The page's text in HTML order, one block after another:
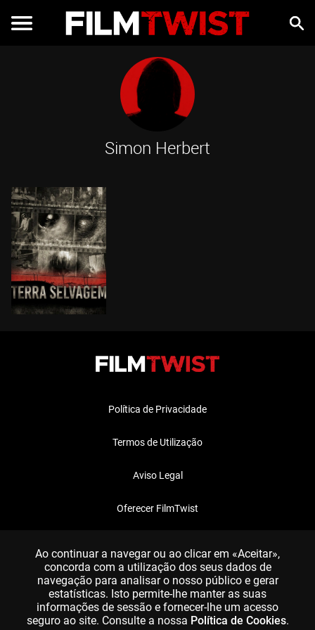
Simon Herbert
Política de Privacidade
Termos de Utilização
Aviso Legal
Oferecer FilmTwist
Ao continuar a navegar ou ao clicar em «Aceitar»,
concorda com a utilização dos seus dados de
navegação para analisar o nosso público e gerar
estatísticas. Isto permite-lhe manter as suas
informações de sessão e fornecer-lhe um acesso
seguro ao site. Consulte a nossa Política de Cookies.